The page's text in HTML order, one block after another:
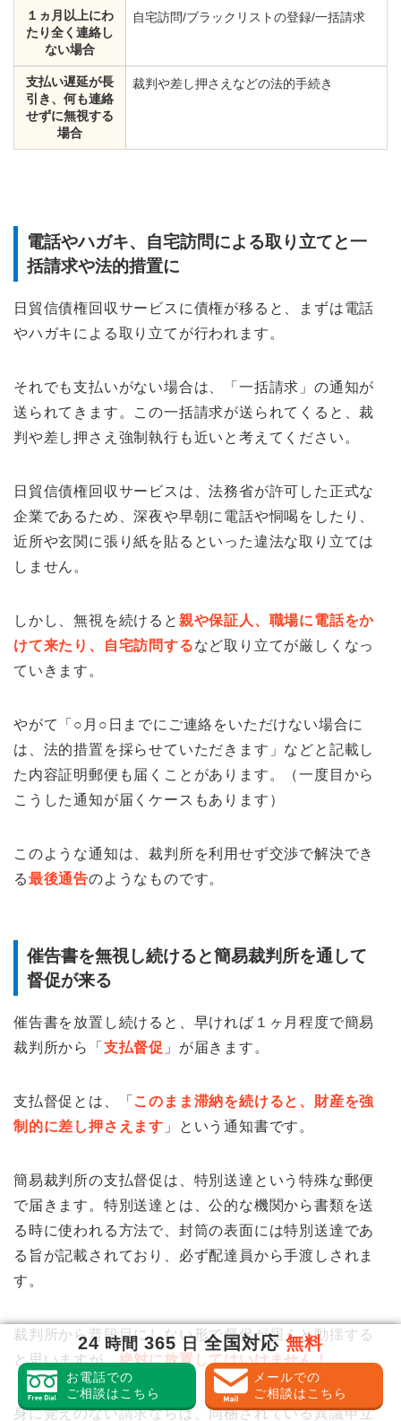
１ヵ月以上にわ
たり全く連絡し
ない場合
自宅訪問/ブラックリストの登録/一括請求
支払い遅延が長
引き、何も連絡
せずに無視する
場合
裁判や差し押さえなどの法的手続き
電話やハガキ、自宅訪問による取り立てと一
括請求や法的措置に
日貿信債権回収サービスに債権が移ると、まずは電話
やハガキによる取り立てが行われます。
それでも支払いがない場合は、「一括請求」の通知が
送られてきます。この一括請求が送られてくると、裁
判や差し押さえ強制執行も近いと考えてください。
日貿信債権回収サービスは、法務省が許可した正式な
企業であるため、深夜や早朝に電話や恫喝をしたり、
近所や玄関に張り紙を貼るといった違法な取り立ては
しません。
しかし、無視を続けると 親や保証人、職場に電話をか
けて来たり、自宅訪問するなど取り立てが厳しくなっ
ていきます。
やがて「○月○日までにご連絡をいただけない場合に
は、法的措置を採らせていただきます」などと記載し
た内容証明郵便も届くことがあります。（一度目から
こうした通知が届くケースもあります）
このような通知は、裁判所を利用せず交渉で解決でき
る最後通告のようなものです。
催告書を無視し続けると簡易裁判所を通して
督促が来る
催告書を放置し続けると、早ければ１ヶ月程度で簡易
裁判所から「 支払督促 」が届きます。
支払督促とは、「 このまま滞納を続けると、財産を強
制的に差し押さえます 」という通知書です。
簡易裁判所の支払督促は、特別送達という特殊な郵便
で届きます。特別送達とは、公的な機関から書類を送
る時に使われる方法で、封筒の表面には特別送達であ
る旨が記載されており、必ず配達員から手渡しされま
す。
裁判所から普段目にしない形で督促が届くと動揺する
と思いますが、絶対に放置してはいけません！
身に覚えのない請求ならば、同梱されている異議申立
24 時間365 日全国対応無料
お電話での
ご相談はこちら
メールでの
ご相談はこちら